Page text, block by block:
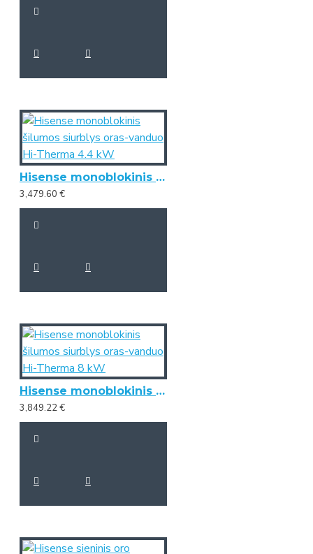
Hisense monoblokinis šilumos siurblys oras-vanduo Hi-Therma 4.4 kW
3,479.60 €
Hisense monoblokinis šilumos siurblys oras-vanduo Hi-Therma 8 kW
3,849.22 €